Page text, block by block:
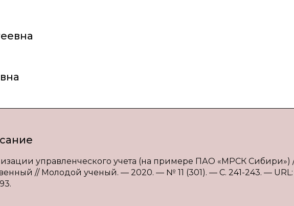
управленческого учета (на примере ПАО «МРСК Сибири»)
// Молодой ученый. — 2020. — № 11 (301). — С. 241-243. — URL: